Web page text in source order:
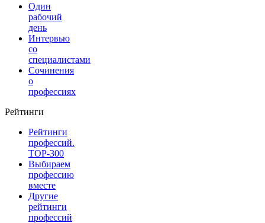
Один
рабочий
день
Интервью
со
специалистами
Сочинения
о
профессиях
Рейтинги
Рейтинги
профессий.
TOP-300
Выбираем
профессию
вместе
Другие
рейтинги
профессий